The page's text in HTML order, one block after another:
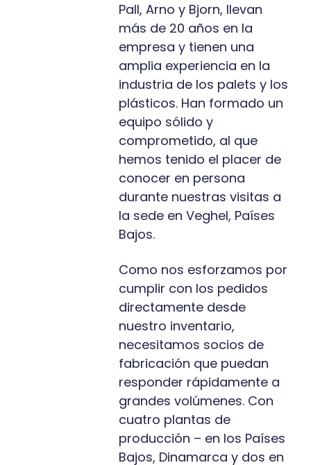
Pall, Arno y Bjorn, llevan
más de 20 años en la
empresa y tienen una
amplia experiencia en la
industria de los palets y los
plásticos. Han formado un
equipo sólido y
comprometido, al que
hemos tenido el placer de
conocer en persona
durante nuestras visitas a
la sede en Veghel, Países
Bajos.
Como nos esforzamos por
cumplir con los pedidos
directamente desde
nuestro inventario,
necesitamos socios de
fabricación que puedan
responder rápidamente a
grandes volúmenes. Con
cuatro plantas de
producción – en los Países
Bajos, Dinamarca y dos en